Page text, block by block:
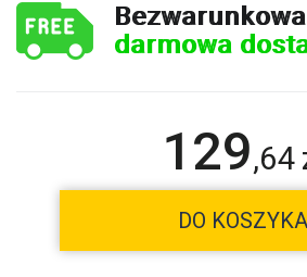
Bezwarunkowa
darmowa
129,64
DO KOSZYKA